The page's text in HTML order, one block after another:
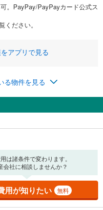
。PayPay/PayPayカード公式ス
ください。
アプリで見る
る物件を見る
は諸条件で変わります。
会社に相談しませんか？
用が知りたい 無料